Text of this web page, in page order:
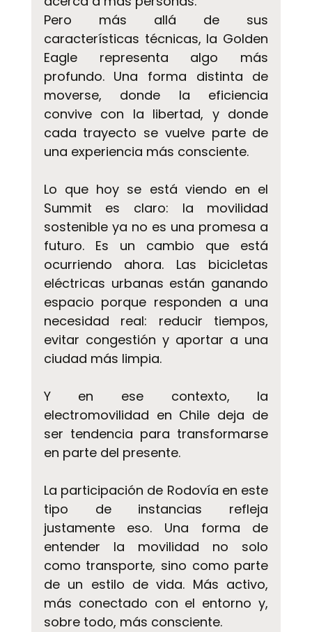
Pero más allá de sus
características técnicas, la Golden
Eagle representa algo más
profundo. Una forma distinta de
moverse, donde la eficiencia
convive con la libertad, y donde
cada trayecto se vuelve parte de
una experiencia más consciente.
Lo que hoy se está viendo en el
Summit es claro: la movilidad
sostenible ya no es una promesa a
futuro. Es un cambio que está
ocurriendo ahora. Las bicicletas
eléctricas urbanas están ganando
espacio porque responden a una
necesidad real: reducir tiempos,
evitar congestión y aportar a una
ciudad más limpia.
Y en ese contexto, la
electromovilidad en Chile deja de
ser tendencia para transformarse
en parte del presente.
La participación de Rodovía en este
tipo de instancias refleja
justamente eso. Una forma de
entender la movilidad no solo
como transporte, sino como parte
de un estilo de vida. Más activo,
más conectado con el entorno y,
sobre todo, más consciente.